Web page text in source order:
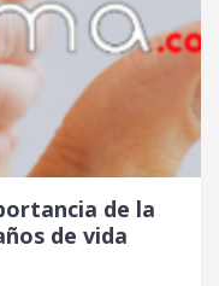
de la
de vida